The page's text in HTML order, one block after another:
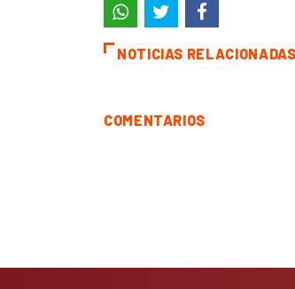
NOTICIAS RELACIONADAS
COMENTARIOS